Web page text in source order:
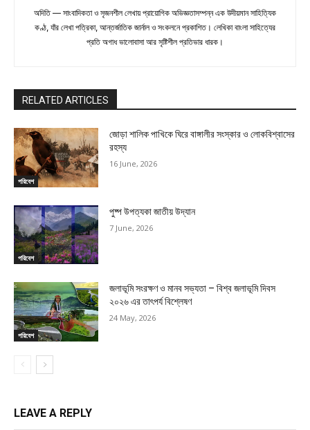
অদিতি — সাংবাদিকতা ও সৃজনশীল লেখায় প্রায়োগিক অভিজ্ঞতাসম্পন্ন এক উদীয়মান সাহিত্যিক
কণ্ঠ, যাঁর লেখা পত্রিকা, আন্তর্জাতিক জার্নাল ও সংকলনে প্রকাশিত। লেখিকা বাংলা সাহিত্যের
প্রতি অগাধ ভালোবাসা আর সৃষ্টিশীল প্রতিভার ধারক।
RELATED ARTICLES
পরিবেশ
জোড়া শালিক পাখিকে ঘিরে বাঙ্গালীর সংস্কার ও লোকবিশ্বাসের
রহস্য
16 June, 2026
পরিবেশ
পুষ্প উপত্যকা জাতীয় উদ্যান
7 June, 2026
পরিবেশ
জলাভূমি সংরক্ষণ ও মানব সভ্যতা – বিশ্ব জলাভূমি দিবস
২০২৬ এর তাৎপর্য বিশ্লেষণ
24 May, 2026
LEAVE A REPLY